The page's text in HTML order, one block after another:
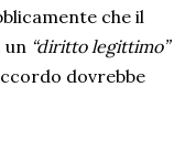
che il
un “diritto legittimo”
dovrebbe